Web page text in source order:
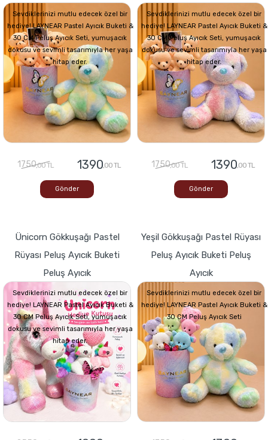
Sevdiklerinizi mutlu edecek özel bir
hediye! LAYNEAR Pastel Ayıcık Buketi &
30 CM Peluş Ayıcık Seti, yumuşacık
dokusu ve sevimli tasarımıyla her yaşa
hitap eder.
1750,00 TL 1390,00 TL
Gönder
Sevdiklerinizi mutlu edecek özel bir
hediye! LAYNEAR Pastel Ayıcık Buketi &
30 CM Peluş Ayıcık Seti, yumuşacık
dokusu ve sevimli tasarımıyla her yaşa
hitap eder.
1750,00 TL 1390,00 TL
Gönder
Ünicorn Gökkuşağı Pastel
Rüyası Peluş Ayıcık Buketi
Peluş Ayıcık
Sevdiklerinizi mutlu edecek özel bir
hediye! LAYNEAR Pastel Ayıcık Buketi &
30 CM Peluş Ayıcık Seti, yumuşacık
dokusu ve sevimli tasarımıyla her yaşa
hitap eder.
Yeşil Gökkuşağı Pastel Rüyası
Peluş Ayıcık Buketi Peluş
Ayıcık
Sevdiklerinizi mutlu edecek özel bir
hediye! LAYNEAR Pastel Ayıcık Buketi &
30 CM Peluş Ayıcık Seti